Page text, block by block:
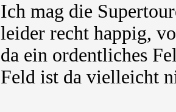
Ich mag die
leider recht happig,
da ein ordentliches
Feld ist da vielleicht